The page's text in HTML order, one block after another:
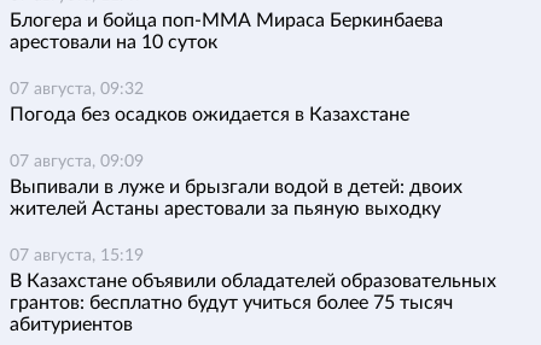
Блогера и бойца поп-ММА Мираса Беркинбаева
арестовали на 10 суток
07 августа, 09:32
Погода без осадков ожидается в Казахстане
07 августа, 09:09
Выпивали в луже и брызгали водой в детей: двоих
жителей Астаны арестовали за пьяную выходку
07 августа, 15:19
В Казахстане объявили обладателей образовательных
грантов: бесплатно будут учиться более 75 тысяч
абитуриентов